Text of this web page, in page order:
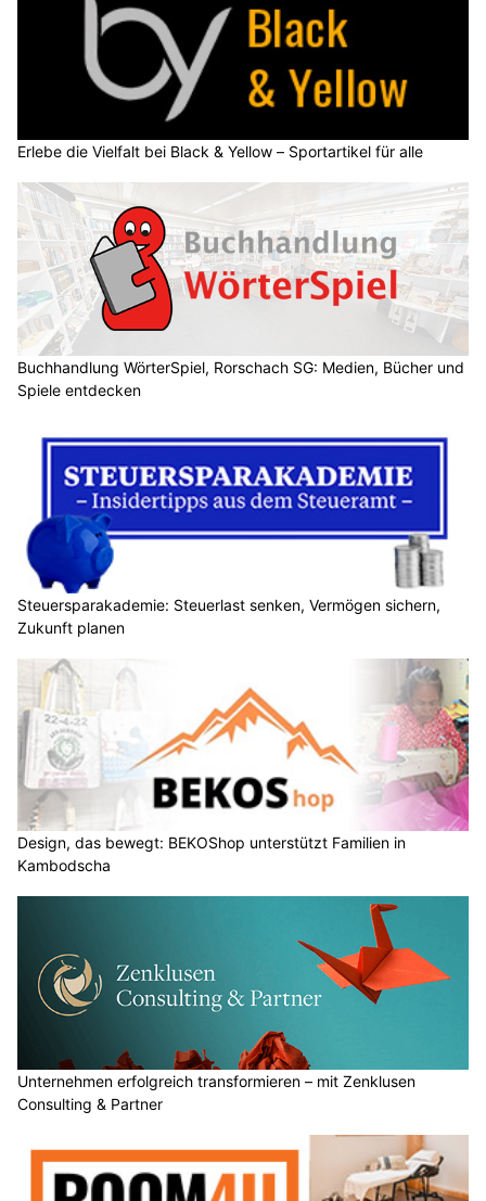
Erlebe die Vielfalt bei Black & Yellow – Sportartikel für alle
Buchhandlung WörterSpiel, Rorschach SG: Medien, Bücher und
Spiele entdecken
Steuersparakademie: Steuerlast senken, Vermögen sichern,
Zukunft planen
Design, das bewegt: BEKOShop unterstützt Familien in
Kambodscha
Unternehmen erfolgreich transformieren – mit Zenklusen
Consulting & Partner